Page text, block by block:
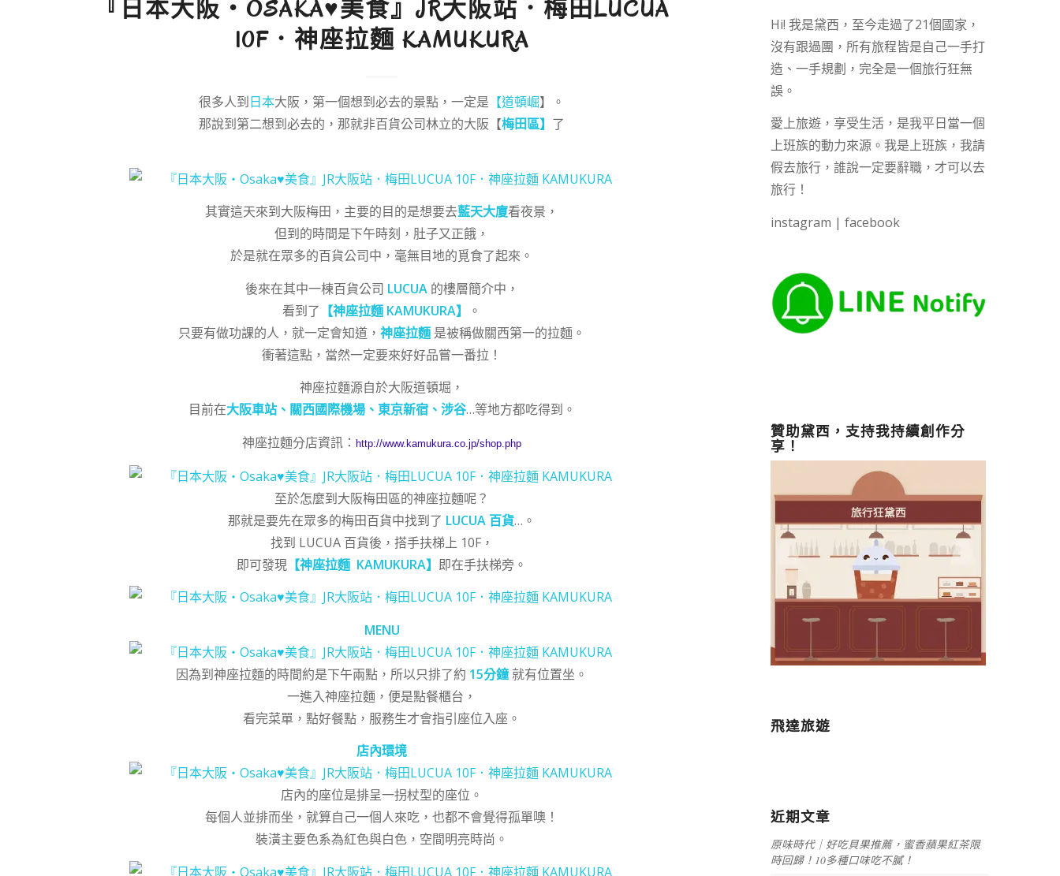
『日本大阪‧OSAKA♥美食』JR大阪站．梅田LUCUA
10F．神座拉麵 KAMUKURA
很多人到日本大阪，第一個想到必去的景點，一定是 【道頓崛】。
那說到第二想到必去的，那就非百貨公司林立的大阪【梅田區】 了
其實這天來到大阪梅田，主要的目的是想要去藍天大廈看夜景，
但到的時間是下午時刻，肚子又正餓，
於是就在眾多的百貨公司中，毫無目地的覓食了起來。
後來在其中一棟百貨公司 LUCUA 的樓層簡介中，
看到了 【神座拉麵 KAMUKURA】
。
只要有做功課的人，就一定會知道，神座拉麵 是被稱做關西第一的拉麵。
衝著這點，當然一定要來好好品嘗一番拉！
神座拉麵源自於大阪道頓堀，
目前在大阪車站、關西國際機場、東京新宿、涉谷…等地方都吃得到。
神座拉麵分店資訊：http://www.kamukura.co.jp/shop.php
至於怎麼到大阪梅田區的神座拉麵呢？
那就是要先在眾多的梅田百貨中找到了 LUCUA 百貨…。
找到 LUCUA 百貨後，搭手扶梯上 10F，
即可發現 【神座拉麵 KAMUKURA】 即在手扶梯旁。
MENU
因為到神座拉麵的時間約是下午兩點，所以只排了約 15分鐘就有位置坐。
一進入神座拉麵，便是點餐櫃台，
看完菜單，點好餐點，服務生才會指引座位入座。
店內環境
店內的座位是排呈一拐杖型的座位。
每個人並排而坐，就算自己一個人來吃，也都不會覺得孤單噢！
裝潢主要色系為紅色與白色，空間明亮時尚。
Hi! 我是黛西，至今走過了21個國家，
沒有跟過團，所有旅程皆是自己一手打
造、一手規劃，完全是一個旅行狂無
誤。
愛上旅遊，享受生活，是我平日當一個
上班族的動力來源。我是上班族，我請
假去旅行，誰說一定要辭職，才可以去
旅行！
instagram | facebook
贊助黛西，支持我持續創作分
享！
飛達旅遊
近期文章
原味時代｜好吃貝果推薦，蜜香蘋果紅茶限
時回歸！10多種口味吃不膩！